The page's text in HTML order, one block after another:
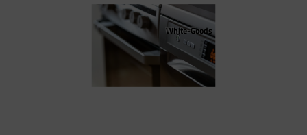
White-Goods